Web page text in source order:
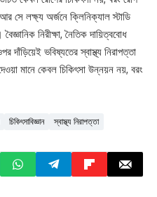
সে লক্ষ্য অর্জনে ক্লিনিক্যাল স্টাডি
নিরীক্ষা, নৈতিক দায়িত্ববোধ
ভবিষ্যতের স্বাস্থ্য নিরাপত্তা
মানে কেবল চিকিৎসা উন্নয়ন নয়, বরং
চিকিৎসাবিজ্ঞান স্বাস্থ্য নিরাপত্তা